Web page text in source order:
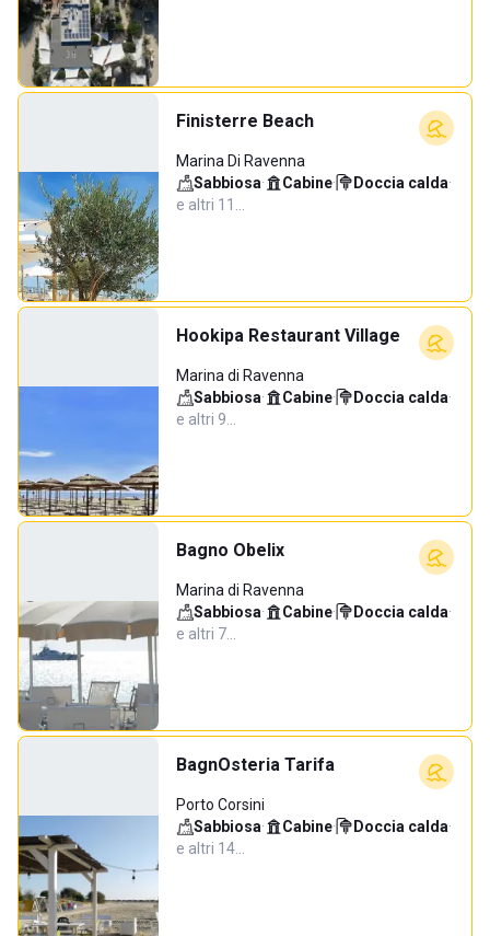
Finisterre Beach
Marina Di Ravenna
Sabbiosa· Cabine· Doccia calda·
e altri 11…
Hookipa Restaurant Village
Marina di Ravenna
Sabbiosa· Cabine· Doccia calda·
e altri 9…
Bagno Obelix
Marina di Ravenna
Sabbiosa· Cabine· Doccia calda·
e altri 7…
BagnOsteria Tarifa
Porto Corsini
Sabbiosa· Cabine· Doccia calda·
e altri 14…